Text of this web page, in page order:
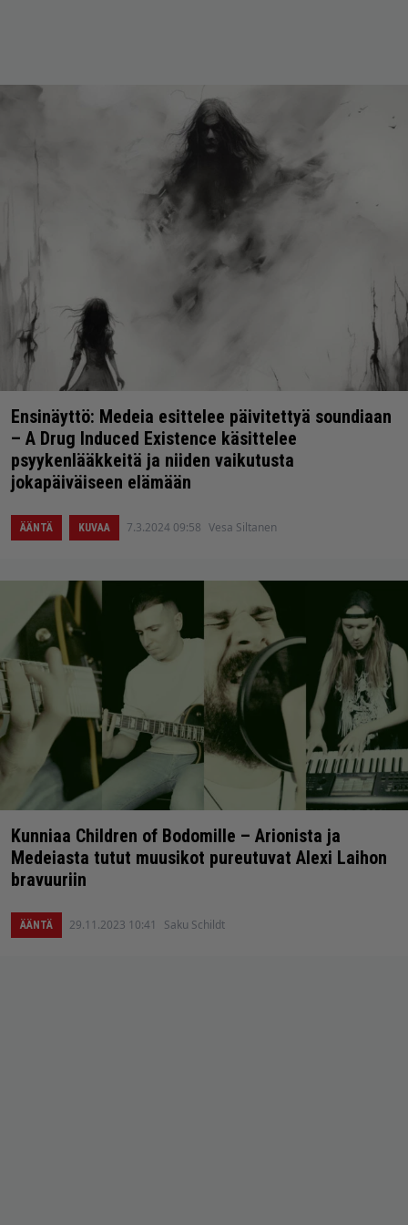
Ensinäyttö: Medeia esittelee päivitettyä soundiaan
– A Drug Induced Existence käsittelee
psyykenlääkkeitä ja niiden vaikutusta
jokapäiväiseen elämään
ÄÄNTÄ KUVAA 7.3.2024 09:58 Vesa Siltanen
Kunniaa Children of Bodomille – Arionista ja
Medeiasta tutut muusikot pureutuvat Alexi Laihon
bravuuriin
ÄÄNTÄ 29.11.2023 10:41 Saku Schildt